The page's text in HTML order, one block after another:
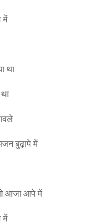
में
था
बुढ़ापे में
आजा आपे में
में